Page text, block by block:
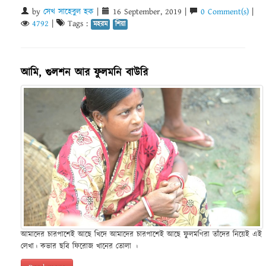
by সেখ সাহেবুল হক | 16 September, 2019 | 0 Comment(s) |
4792 | Tags : মহরম শিয়া
আমি, গুলশন আর ফুলমনি বাউরি
আমাদের চারপাশেই আছে খিদে আমাদের চারপাশেই আছে ফুলমণিরা তাঁদের নিয়েই এই
লেখা। কভার ছবি ফিরোজ খানের তোলা ।